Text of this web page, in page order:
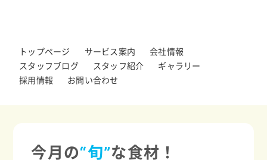
トップページ サービス案内
会社情報
スタッフブログ
スタッフ紹介
ギャラリー
採用情報
お問い合わせ
今月の“旬”な食材！